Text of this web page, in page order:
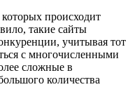
происходит
такие сайты
учитывая тот
с многочисленными
сложные в
количества